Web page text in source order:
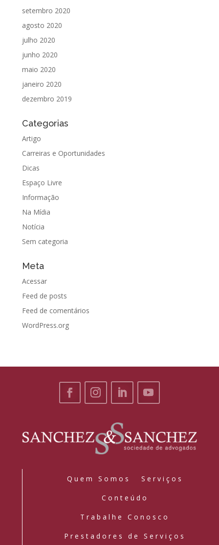
setembro 2020
agosto 2020
julho 2020
junho 2020
maio 2020
janeiro 2020
dezembro 2019
Categorias
Artigo
Carreiras e Oportunidades
Dicas
Espaço Livre
Informação
Na Mídia
Notícia
Sem categoria
Meta
Acessar
Feed de posts
Feed de comentários
WordPress.org
Quem Somos Serviços
Conteúdo
Trabalhe Conosco
Prestadores de Serviços